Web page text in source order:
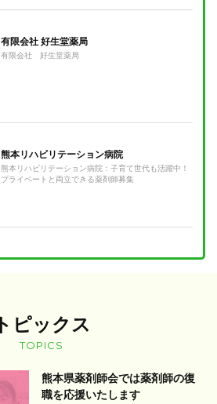
有限会社 好生堂薬局
有限会社 好生堂薬局
熊本リハビリテーション病院
熊本リハビリテーション病院：子育て世代も活躍中！
プライベートと両立できる薬剤師募集
トピックス
TOPICS
熊本県薬剤師会では薬剤師の復
職を応援いたします